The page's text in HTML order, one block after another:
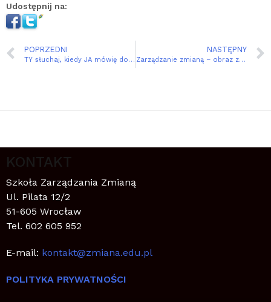
Udostępnij na:
POPRZEDNI
TY słuchaj, kiedy JA mówię do ciebie
NASTĘPNY
Zarządzanie zmianą – obraz z OBZZ2020
KONTAKT
Szkoła Zarządzania Zmianą
Ul. Pilata 12/2
51-605 Wrocław
Tel. 602 605 952
E-mail: kontakt@zmiana.edu.pl
POLITYKA PRYWATNOŚCI